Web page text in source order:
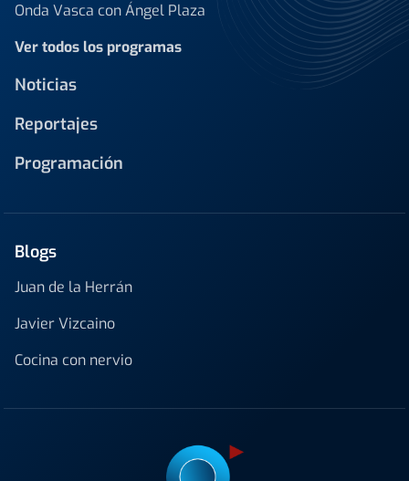
Onda Vasca con Ángel Plaza
Ver todos los programas
Noticias
Reportajes
Programación
Blogs
Juan de la Herrán
Javier Vizcaino
Cocina con nervio